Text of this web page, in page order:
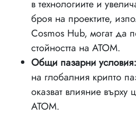
в технологиите и
броя на проектите,
Cosmos Hub, могат да
стойността на ATOM.
Общи пазарни условия:
на глобалния крипто
оказват влияние върху
ATOM.